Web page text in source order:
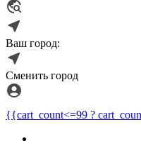
Ваш город:
Сменить город
{{cart_count<=99 ?